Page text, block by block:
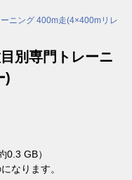
ニング 400m走(4×400mリレ
別専門トレーニ
)
0.3 GB）
なります。